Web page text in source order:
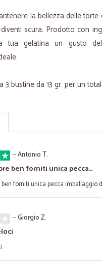
la bellezza delle
scura. Prodotto con
tua gelatina un gusto
3 bustine da 13 gr. per un
—Antonio T.
ben forniti unica pecca…
forniti unica pecca imballaggio
—Giorgio Z.